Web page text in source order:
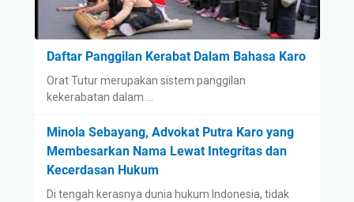
Daftar Panggilan Kerabat Dalam Bahasa Karo
Orat Tutur merupakan sistem panggilan
kekerabatan dalam …
Minola Sebayang, Advokat Putra Karo yang
Membesarkan Nama Lewat Integritas dan
Kecerdasan Hukum
Di tengah kerasnya dunia hukum Indonesia, tidak